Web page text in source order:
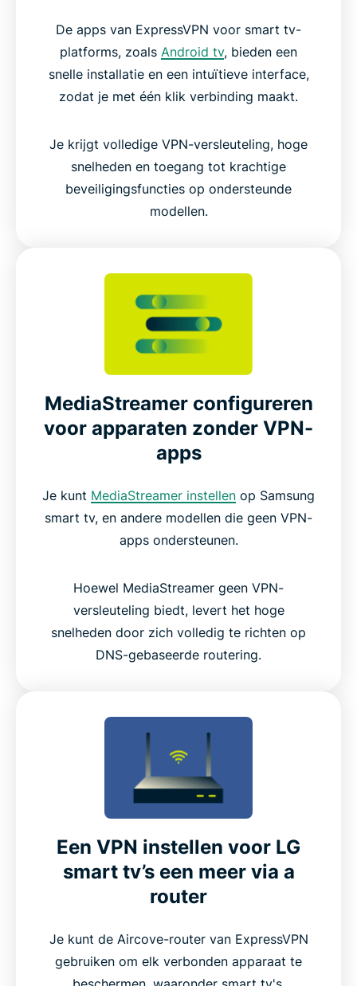
De apps van ExpressVPN voor smart tv-
platforms, zoals Android tv, bieden een
snelle installatie en een intuïtieve interface,
zodat je met één klik verbinding maakt.
Je krijgt volledige VPN-versleuteling, hoge
snelheden en toegang tot krachtige
beveiligingsfuncties op ondersteunde
modellen.
MediaStreamer configureren
voor apparaten zonder VPN-
apps
Je kunt MediaStreamer instellen op Samsung
smart tv, en andere modellen die geen VPN-
apps ondersteunen.
Hoewel MediaStreamer geen VPN-
versleuteling biedt, levert het hoge
snelheden door zich volledig te richten op
DNS-gebaseerde routering.
Een VPN instellen voor LG
smart tv’s een meer via a
router
Je kunt de Aircove-router van ExpressVPN
gebruiken om elk verbonden apparaat te